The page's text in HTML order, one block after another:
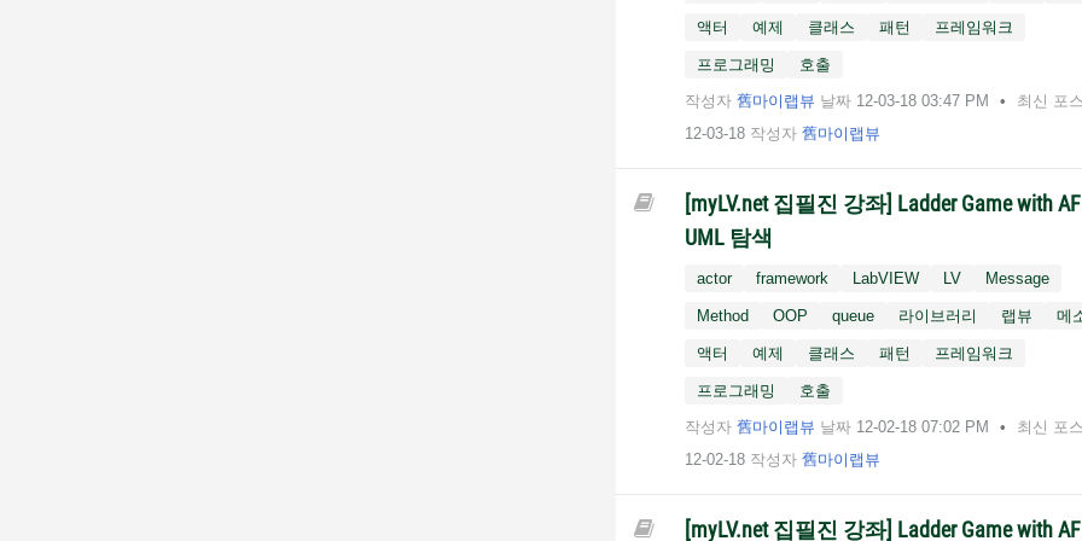
액터 예제 클래스 패턴 프레임워크
프로그래밍
호출
작성자舊마이랩뷰 날짜 ‎12-03-18 03:47 PM
최신 포
12-03-18 작성자舊마이랩뷰
[myLV.net 집필진 강좌] Ladder Game with
UML 탐색
actor framework LabVIEW LV Message
Method OOP queue 라이브러리 랩뷰 메
액터 예제 클래스 패턴 프레임워크
프로그래밍
호출
작성자舊마이랩뷰 날짜 ‎12-02-18 07:02 PM
최신 포
12-02-18 작성자舊마이랩뷰
[myLV.net 집필진 강좌] Ladder Game with